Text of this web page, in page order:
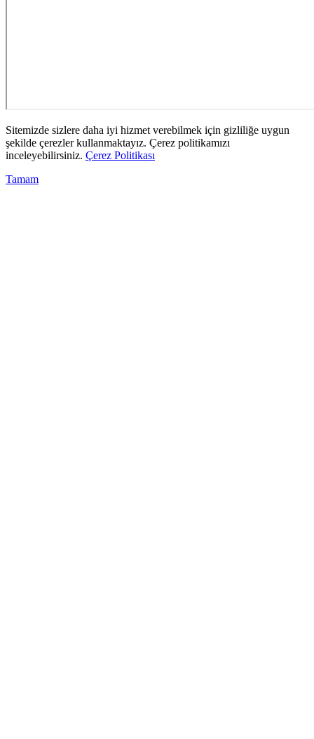
Sitemizde sizlere daha iyi hizmet verebilmek için gizliliğe uygun
şekilde çerezler kullanmaktayız. Çerez politikamızı
inceleyebilirsiniz. Çerez Politikası
Tamam